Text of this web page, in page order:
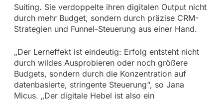
Suiting. Sie verdoppelte ihren digitalen Output nicht
durch mehr Budget, sondern durch präzise CRM-
Strategien und Funnel-Steuerung aus einer Hand.
„Der Lerneffekt ist eindeutig: Erfolg entsteht nicht
durch wildes Ausprobieren oder noch größere
Budgets, sondern durch die Konzentration auf
datenbasierte, stringente Steuerung“, so Jana
Micus. „Der digitale Hebel ist also ein